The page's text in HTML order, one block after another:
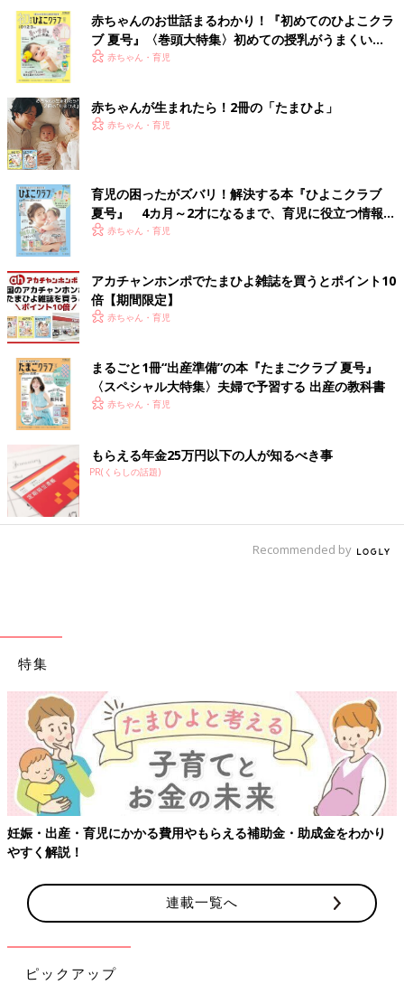
赤ちゃんのお世話まるわかり！『初めてのひよこクラ
ブ 夏号』〈巻頭大特集〉初めての授乳がうまくい
く！ おっぱい・ミルクの基本と夏のトラブル 解決テ
赤ちゃん・育児
赤ちゃんが生まれたら！2冊の「たまひよ」
赤ちゃん・育児
育児の困ったがズバリ！解決する本『ひよこクラブ
夏号』 4カ月～2才になるまで、育児に役立つ情報が
いっぱい！
赤ちゃん・育児
アカチャンホンポでたまひよ雑誌を買うとポイント10
倍【期間限定】
赤ちゃん・育児
まるごと1冊“出産準備”の本『たまごクラブ 夏号』
〈スペシャル大特集〉夫婦で予習する 出産の教科書
赤ちゃん・育児
もらえる年金25万円以下の人が知るべき事
PR(くらしの話題)
Recommended by
特集
妊娠・出産・育児にかかる費用やもらえる補助金・助成金をわかり
やすく解説！
連載一覧へ
ピックアップ